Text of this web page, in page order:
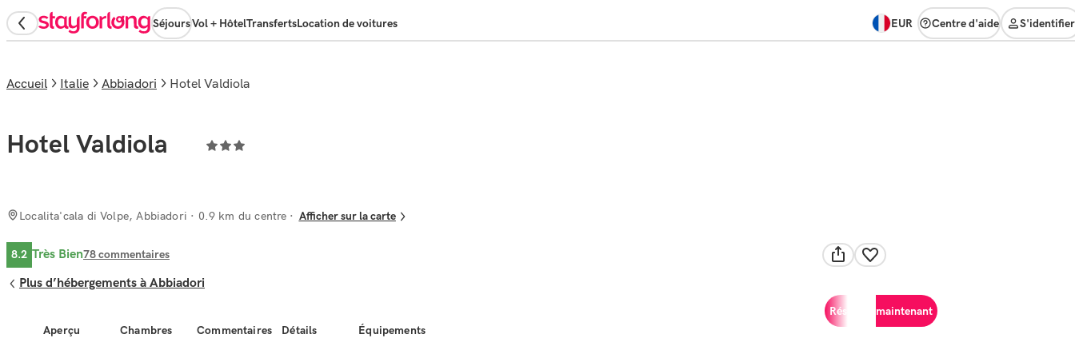
SéjoursVol + HôtelTransfertsLocation de voitures EUR Centre d'aide S'identifier
Aperçu Chambres Commentaires Détails Équipements
Réserver maintenant
Accueil Italie Abbiadori Hotel Valdiola
Hotel Valdiola
Localita'cala di Volpe, Abbiadori · 0.9 km du centre Afficher sur la carte
8.2 Très Bien78commentaires
Plus d’hébergements à Abbiadori